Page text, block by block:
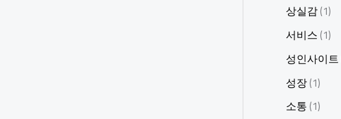
상실감(1)
서비스(1)
성인사이트
성장(1)
소통(1)